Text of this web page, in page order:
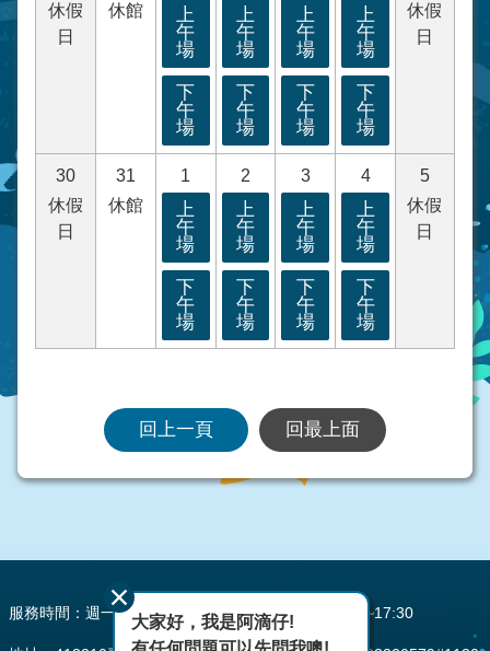
休假
日
休館
上
午
場
下
午
場
上
午
場
下
午
場
上
午
場
下
午
場
上
午
場
下
午
場
休假
日
30
休假
日
31
休館
1
上
午
場
下
午
場
2
上
午
場
下
午
場
3
上
午
場
下
午
場
4
上
午
場
下
午
場
5
休假
日
回上一頁 回最上面
服務時間：週一至週五 AM08:00~12:00 PM13:30~17:30
大家好，我是阿滴仔!